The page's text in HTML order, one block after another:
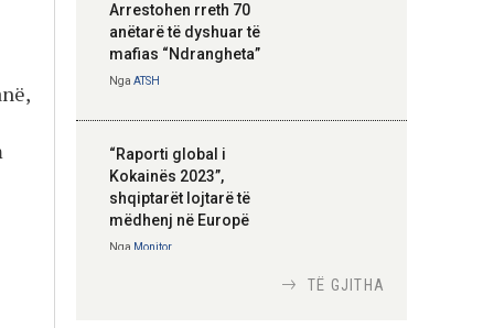
Arrestohen rreth 70
anëtarë të dyshuar të
mafias “Ndrangheta”
Nga ATSH
“Raporti global i
Kokainës 2023”,
shqiptarët lojtarë të
mëdhenj në Europë
Nga Monitor
TË GJITHA